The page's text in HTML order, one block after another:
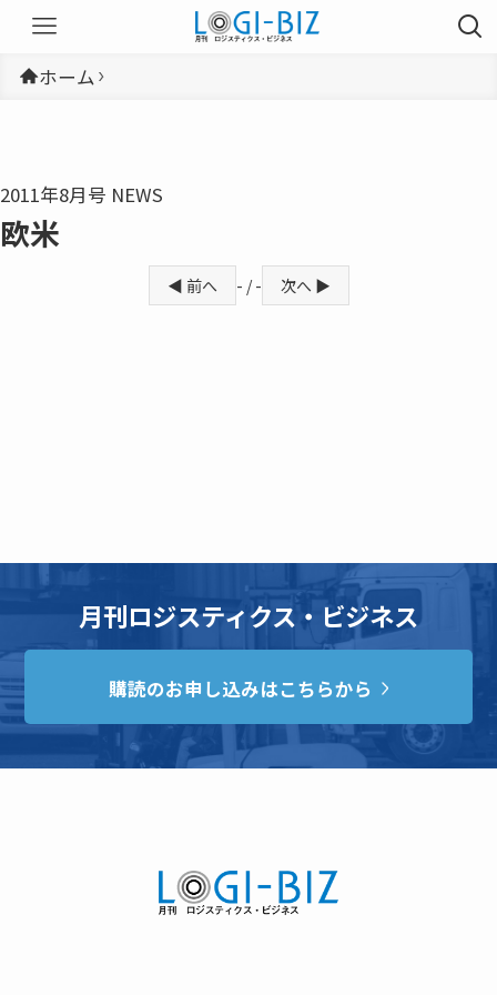
ホーム
2011年8月号 NEWS
欧米
◀ 前へ - / - 次へ ▶
月刊ロジスティクス・ビジネス
購読のお申し込みはこちらから